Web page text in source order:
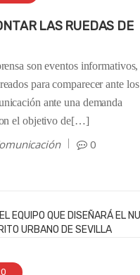
LAS RUEDAS DE
son eventos informativos,
para comparecer ante los
ante una demanda
el objetivo de[…]
0